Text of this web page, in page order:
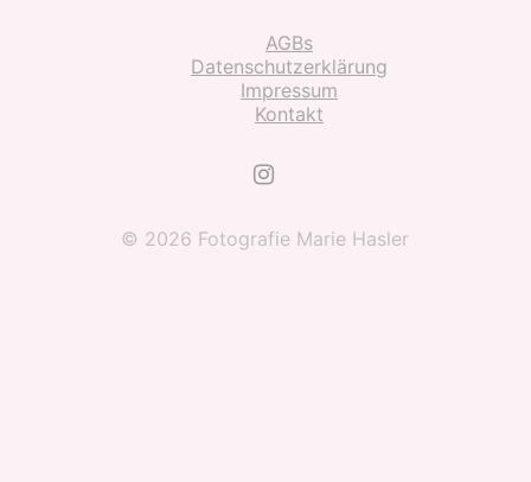
AGBs
Datenschutzerklärung
Impressum
Kontakt
© 2026 Fotografie Marie Hasler